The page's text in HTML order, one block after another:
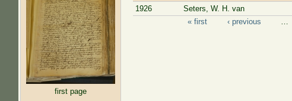
first page
1926
Seters, W. H. van
« first ‹ previous